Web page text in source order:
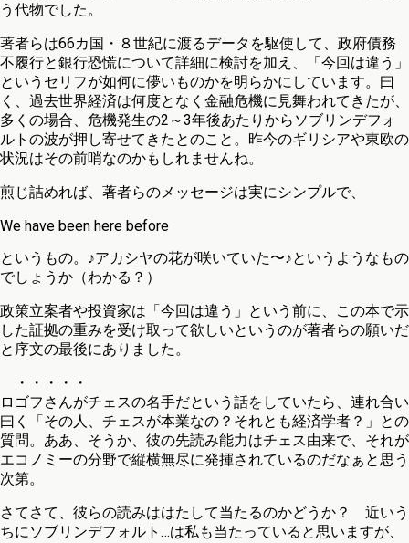
う代物でした。
著者らは66カ国・８世紀に渡るデータを駆使して、政府債務
不履行と銀行恐慌について詳細に検討を加え、「今回は違う」
というセリフが如何に儚いものかを明らかにしています。曰
く、過去世界経済は何度となく金融危機に見舞われてきたが、
多くの場合、危機発生の2～3年後あたりからソブリンデフォ
ルトの波が押し寄せてきたとのこと。昨今のギリシアや東欧の
状況はその前哨なのかもしれませんね。
煎じ詰めれば、著者らのメッセージは実にシンプルで、
We have been here before
というもの。♪アカシヤの花が咲いていた〜♪というようなもの
でしょうか（わかる？）
政策立案者や投資家は「今回は違う」という前に、この本で示
した証拠の重みを受け取って欲しいというのが著者らの願いだ
と序文の最後にありました。
・・・・・
ロゴフさんがチェスの名手だという話をしていたら、連れ合い
曰く「その人、チェスが本業なの？それとも経済学者？」との
質問。ああ、そうか、彼の先読み能力はチェス由来で、それが
エコノミーの分野で縦横無尽に発揮されているのだなぁと思う
次第。
さてさて、彼らの読みははたして当たるのかどうか？ 近いう
ちにソブリンデフォルト…は私も当たっていると思いますが、